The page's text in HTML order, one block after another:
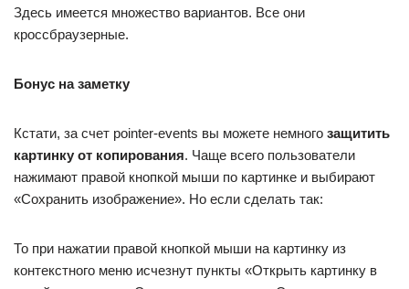
Здесь имеется множество вариантов. Все они
кроссбраузерные.
Бонус на заметку
Кстати, за счет pointer-events вы можете немного защитить
картинку от копирования. Чаще всего пользователи
нажимают правой кнопкой мыши по картинке и выбирают
«Сохранить изображение». Но если сделать так:
То при нажатии правой кнопкой мыши на картинку из
контекстного меню исчезнут пункты «Открыть картинку в